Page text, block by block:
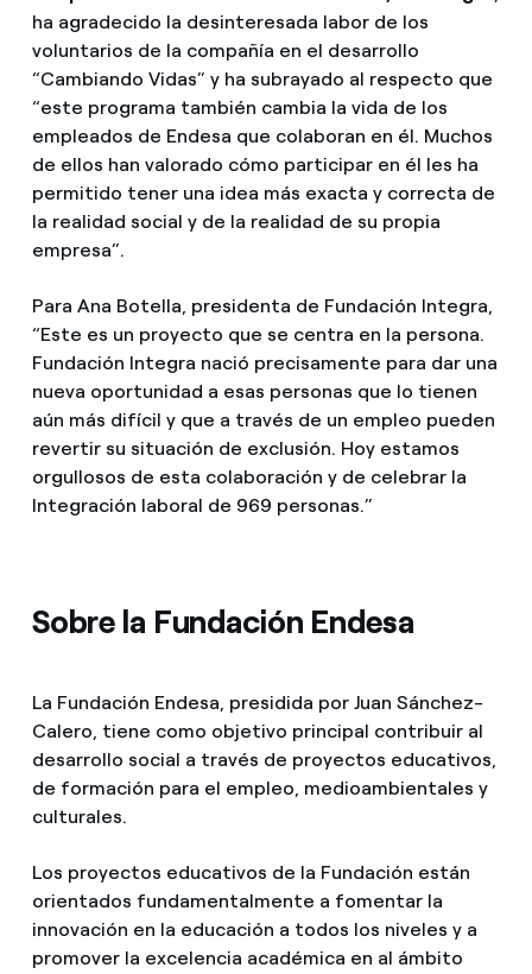
ha agradecido la desinteresada labor de los
voluntarios de la compañía en el desarrollo
“Cambiando Vidas” y ha subrayado al respecto que
“este programa también cambia la vida de los
empleados de Endesa que colaboran en él. Muchos
de ellos han valorado cómo participar en él les ha
permitido tener una idea más exacta y correcta de
la realidad social y de la realidad de su propia
empresa”.
Para Ana Botella, presidenta de Fundación Integra,
“Este es un proyecto que se centra en la persona.
Fundación Integra nació precisamente para dar una
nueva oportunidad a esas personas que lo tienen
aún más difícil y que a través de un empleo pueden
revertir su situación de exclusión. Hoy estamos
orgullosos de esta colaboración y de celebrar la
Integración laboral de 969 personas.”
Sobre la Fundación Endesa
La Fundación Endesa, presidida por Juan Sánchez-
Calero, tiene como objetivo principal contribuir al
desarrollo social a través de proyectos educativos,
de formación para el empleo, medioambientales y
culturales.
Los proyectos educativos de la Fundación están
orientados fundamentalmente a fomentar la
innovación en la educación a todos los niveles y a
promover la excelencia académica en al ámbito